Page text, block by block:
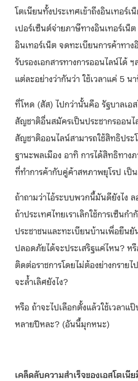
โตเนียนทั้งประเทศเข้าถึงอินเทอร์เ
เปอร์เซ็นต์จ่ายภาษีทางอินเทอร์เน็ต
อินเทอร์เน็ต จดทะเบียนการค้าทาง
รับรองเอกสารทางการออนไลน์ได้
แต่ละอย่างว่ากันว่า ใช้เวลาแค่ 5 น
ที่โหด (สัส) ไปกว่านั้นคือ รัฐบาลเอ
สัญชาติอื่นสมัครเป็นประชากรออน
สัญชาติออนไลน์สามารถใช้สิทธิประ
ฐานะพลเมือง อาทิ การได้สิทธิทาง
ที่ทำการค้ากับคู่ค้าสหภาพยุโรป เป็
ถ้าถามว่าไอ้ระบบพวกนี้มันดียังไง
ถ้าประเทศไทยเราเลิกใช้การเซ็นก
ประชาชนและทะเบียนบ้านเพื่อยืนยั
ปลอดภัยได้จะประเสริฐแค่ไหน? หรื
ติดต่อราชการโดยไม่ต้องย่างกรายไ
จะล้ำเลิศยังไง?
หรือ ถ้าจะไปเลือกตั้งแล้วใช้เวลาแ
หลายปีหละ? (อันนี้มุกหนะ)
เคล็ดลับความสำเร็จของเอสโตเนี